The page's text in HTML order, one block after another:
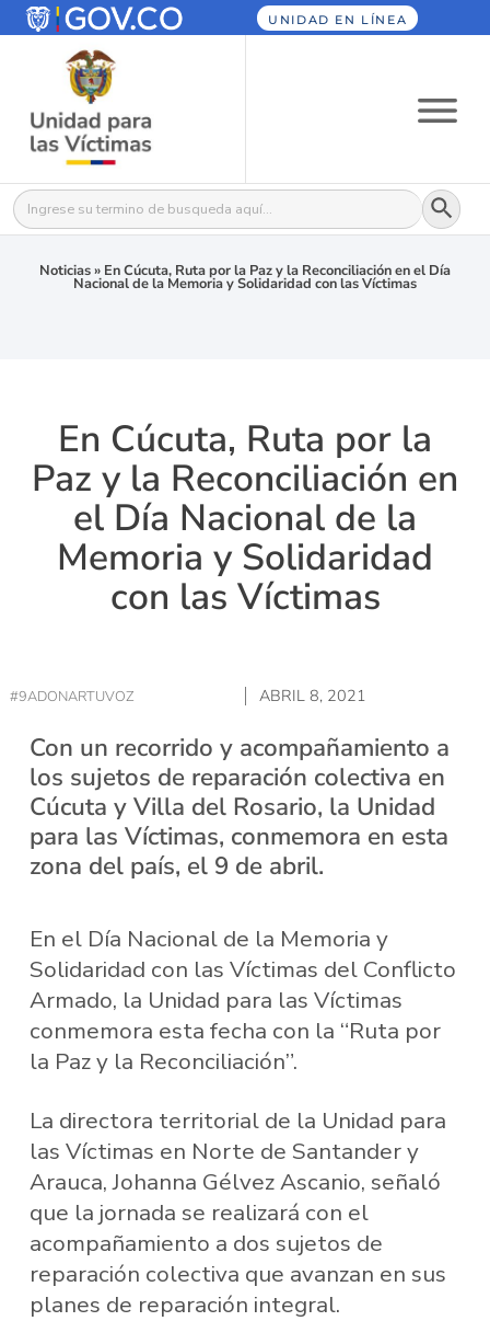
UNIDAD EN LÍNEA
Buscar: Botón
Noticias» En Cúcuta, Ruta por la Paz y la Reconciliación en el Día
Nacional de la Memoria y Solidaridad con las Víctimas
En Cúcuta, Ruta por la
Paz y la Reconciliación en
el Día Nacional de la
Memoria y Solidaridad
con las Víctimas
#9ADONARTUVOZ ABRIL 8, 2021
Con un recorrido y acompañamiento a
los sujetos de reparación colectiva en
Cúcuta y Villa del Rosario, la Unidad
para las Víctimas, conmemora en esta
zona del país, el 9 de abril.
En el Día Nacional de la Memoria y
Solidaridad con las Víctimas del Conflicto
Armado, la Unidad para las Víctimas
conmemora esta fecha con la “Ruta por
la Paz y la Reconciliación”.
La directora territorial de la Unidad para
las Víctimas en Norte de Santander y
Arauca, Johanna Gélvez Ascanio, señaló
que la jornada se realizará con el
acompañamiento a dos sujetos de
reparación colectiva que avanzan en sus
planes de reparación integral.